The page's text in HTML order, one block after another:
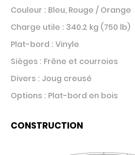
Couleur : Bleu, Rouge / Orange
Charge utile : 340.2 kg (750 lb)
Plat-bord : Vinyle
Sièges : Frêne et courroies
Divers : Joug creusé
Options : Plat-bord en bois
CONSTRUCTION